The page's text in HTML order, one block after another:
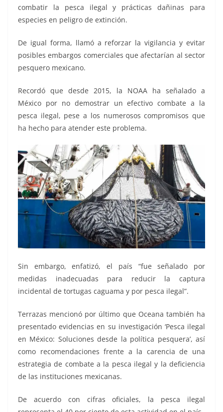
combatir la pesca ilegal y prácticas dañinas para
especies en peligro de extinción.
De igual forma, llamó a reforzar la vigilancia y evitar
posibles embargos comerciales que afectarían al sector
pesquero mexicano.
Recordó que desde 2015, la NOAA ha señalado a
México por no demostrar un efectivo combate a la
pesca ilegal, pese a los numerosos compromisos que
ha hecho para atender este problema.
Sin embargo, enfatizó, el país “fue señalado por
medidas inadecuadas para reducir la captura
incidental de tortugas caguama y por pesca ilegal”.
Terrazas mencionó por último que Oceana también ha
presentado evidencias en su investigación ‘Pesca ilegal
en México: Soluciones desde la política pesquera’, así
como recomendaciones frente a la carencia de una
estrategia de combate a la pesca ilegal y la deficiencia
de las instituciones mexicanas.
De acuerdo con cifras oficiales, la pesca ilegal